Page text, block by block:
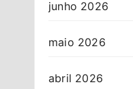
junho 2026
maio 2026
abril 2026